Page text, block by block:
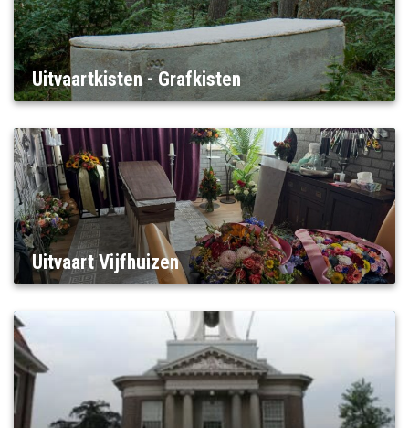
Uitvaartkisten - Grafkisten
Uitvaart Vijfhuizen